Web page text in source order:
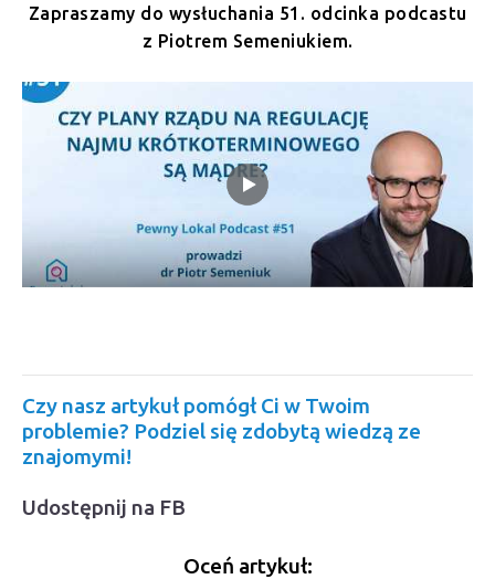
Zapraszamy do wysłuchania 51. odcinka podcastu
z Piotrem Semeniukiem.
Czy nasz artykuł pomógł Ci w Twoim
problemie? Podziel się zdobytą wiedzą ze
znajomymi!
Udostępnij na FB
Oceń artykuł: